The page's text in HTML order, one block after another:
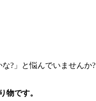
?」と悩んでいませんか?
物です。